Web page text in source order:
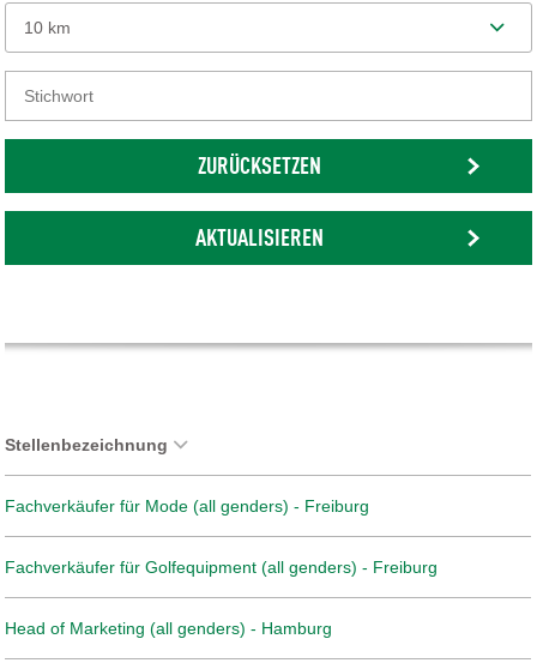
10 km
ZURÜCKSETZEN
AKTUALISIEREN
Stellenbezeichnung
Fachverkäufer für Mode (all genders) - Freiburg
Fachverkäufer für Golfequipment (all genders) - Freiburg
Head of Marketing (all genders) - Hamburg